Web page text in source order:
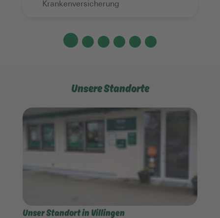
Krankenversicherung
Unsere Standorte
Unser Standort in Villingen